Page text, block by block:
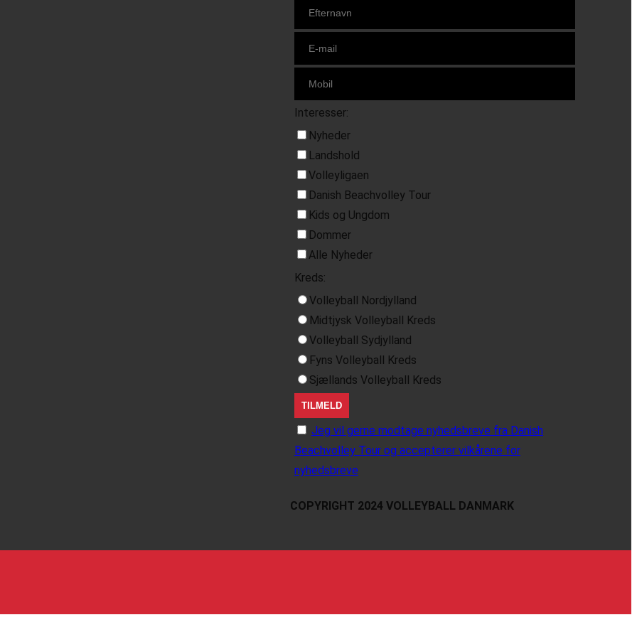
Interesser:
Nyheder
Landshold
Volleyligaen
Danish Beachvolley Tour
Kids og Ungdom
Dommer
Alle Nyheder
Kreds:
Volleyball Nordjylland
Midtjysk Volleyball Kreds
Volleyball Sydjylland
Fyns Volleyball Kreds
Sjællands Volleyball Kreds
Jeg vil gerne modtage nyhedsbreve fra Danish
Beachvolley Tour og accepterer vilkårene for
nyhedsbreve
COPYRIGHT 2024 VOLLEYBALL DANMARK